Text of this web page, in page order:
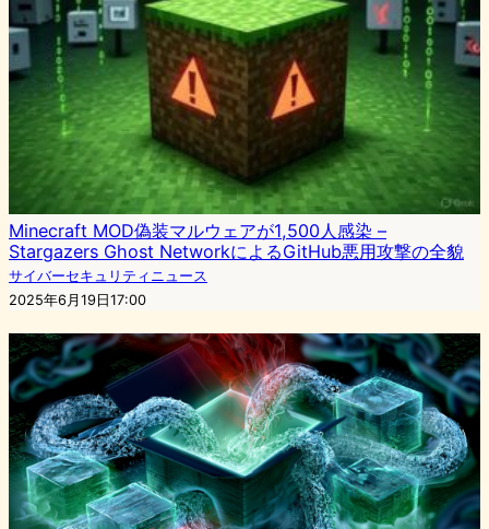
Minecraft MOD偽装マルウェアが1,500人感染 –
Stargazers Ghost NetworkによるGitHub悪用攻撃の全貌
サイバーセキュリティニュース
2025年6月19日17:00